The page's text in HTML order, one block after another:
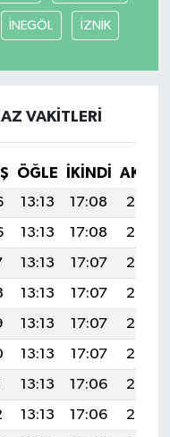
İNEGÖL İZNİK
VAKITLERI
ÖĞLE İKINDI
13:13 17:08
20:30
13:13 17:08
20:30
13:13 17:07
20:29
13:13 17:07
20:28
13:13 17:07
20:27
13:13 17:07
20:26
13:13 17:06
20:25
13:13 17:06
20:24